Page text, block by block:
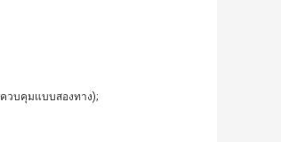
ควบคุมแบบสองทาง);